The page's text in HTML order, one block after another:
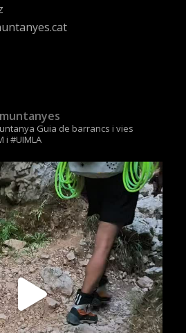
Guia de barrancs i vies
i #UIMLA